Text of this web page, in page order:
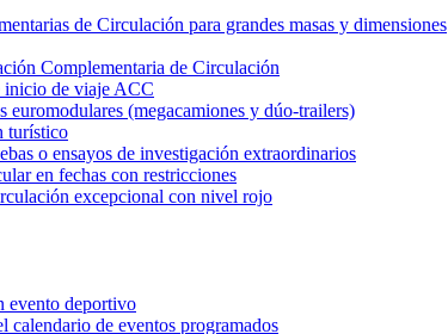
de Circulación para grandes masas y dimensiones
Complementaria de Circulación
inicio de viaje ACC
euromodulares (megacamiones y dúo-trailers)
turístico
o ensayos de investigación extraordinarios
en fechas con restricciones
excepcional con nivel rojo
evento deportivo
calendario de eventos programados